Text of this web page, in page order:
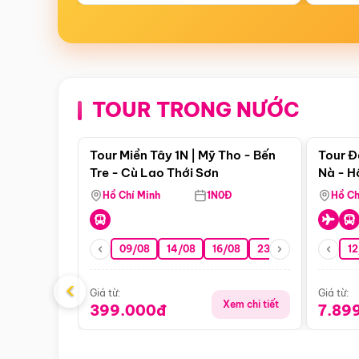
TOUR TRONG NƯỚC
Điểm nổi bật
Tour Miền Tây 1N | Mỹ Tho - Bến
Tre - Cù Lao Thới Sơn
Hồ Chí Minh 1N0Đ
09/08 14/08 16/08 23/08 30/08
Giá từ:
399.000đ Xem chi tiết
Tour
Nà -
Nha
Hồ
Giá từ:
‹